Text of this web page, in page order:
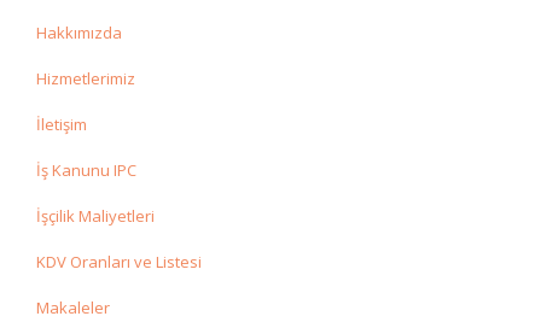
Hakkımızda
Hizmetlerimiz
İletişim
İş Kanunu IPC
İşçilik Maliyetleri
KDV Oranları ve Listesi
Makaleler